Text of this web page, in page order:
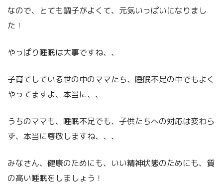
なので、とても調子がよくて、元気いっぱいになりまし
た！
やっぱり睡眠は大事ですね、、
子育てしている世の中のママたち、睡眠不足の中でもよく
やってますよ、本当に、、
うちのママも、睡眠不足でも、子供たちへの対応は変わら
ず、本当に尊敬しますね、、、
みなさん、健康のためにも、いい精神状態のためにも、質
の高い睡眠をしましょう！